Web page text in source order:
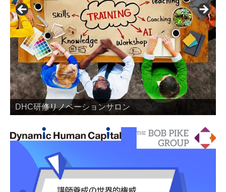
トレーナー養成ワークショップ
DHC研修リノベーションサロン
研修リノベーション支援
「参加者主体の研修手法」とは？